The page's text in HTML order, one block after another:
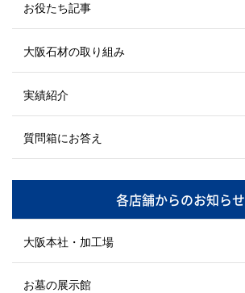
お役たち記事
大阪石材の取り組み
実績紹介
質問箱にお答え
各店舗からのお知らせ
大阪本社・加工場
お墓の展示館